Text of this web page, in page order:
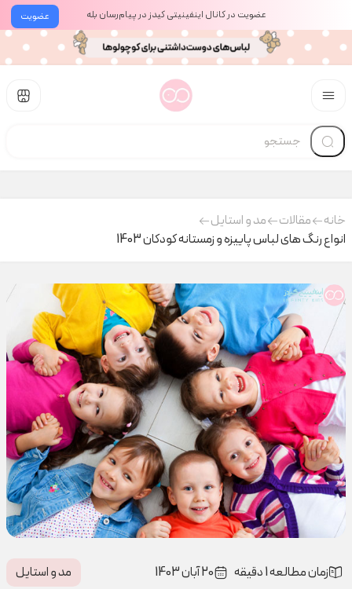
عضویت عضویت در کانال اینفینیتی کیدز در پیام‌رسان بله
خانه مقالات
مد و استایل
انواع رنگ های لباس پاییزه و زمستانه کودکان 1403
زمان مطالعه 1 دقیقه 20 آبان 1403 مد و استایل